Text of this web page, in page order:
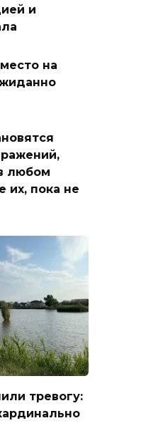
и
на
любом
их, пока не
тревогу: